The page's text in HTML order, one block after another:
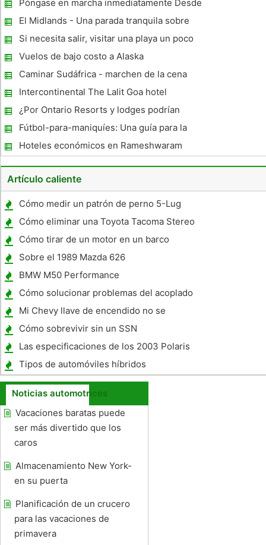
Póngase en marcha inmediatamente Desde
Heathrow
El Midlands - Una parada tranquila sobre
vacaciones
Si necesita salir, visitar una playa un poco
de paz
Vuelos de bajo costo a Alaska
Caminar Sudáfrica - marchen de la cena
Intercontinental The Lalit Goa hotel
¿Por Ontario Resorts y lodges podrían
beneficiarse de altos precios del
combustible
Fútbol-para-maniquíes: Una guía para la
Copa Mundial de Sudáfrica
Hoteles económicos en Rameshwaram
Artículo caliente
Cómo medir un patrón de perno 5-Lug
Cómo eliminar una Toyota Tacoma Stereo
Cómo tirar de un motor en un barco
Sobre el 1989 Mazda 626
BMW M50 Performance
Cómo solucionar problemas del acoplado
del barco Frenos hidráulicos
Mi Chevy llave de encendido no se
enciende el motor apagado
Cómo sobrevivir sin un SSN
Las especificaciones de los 2003 Polaris
Tipos de automóviles híbridos
Noticias automotrices
Vacaciones baratas puede
ser más divertido que los
caros
Almacenamiento New York-
en su puerta
Planificación de un crucero
para las vacaciones de
primavera